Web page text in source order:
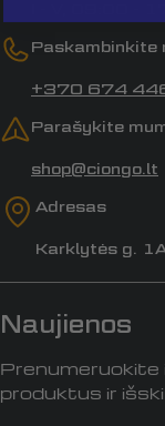
Paskambinkite
+370 674
Parašykite
shop@ciongo.lt
Adresas
Karklytės g.
Naujienos
Prenumeruokite
produktus ir